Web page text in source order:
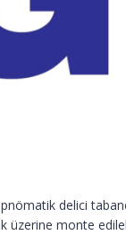
delici
üzerine monte